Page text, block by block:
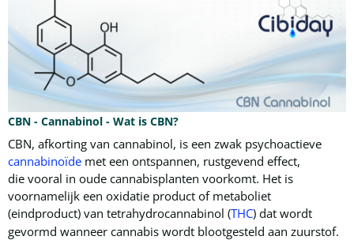
CBN - Cannabinol - Wat is CBN?
CBN, afkorting van cannabinol, is een zwak psychoactieve
cannabinoïde met een ontspannen, rustgevend effect,
die vooral in oude cannabisplanten voorkomt. Het is
voornamelijk een oxidatie product of metaboliet
(eindproduct) van tetrahydrocannabinol (THC) dat wordt
gevormd wanneer cannabis wordt blootgesteld aan zuurstof.